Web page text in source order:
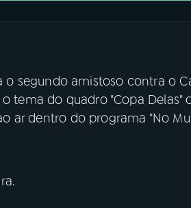
segundo amistoso contra o
tema do quadro "Copa Delas"
ar dentro do programa "No